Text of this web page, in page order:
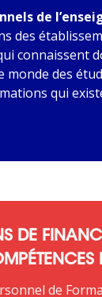
de
des
connaissent
monde des
qui
DE
de